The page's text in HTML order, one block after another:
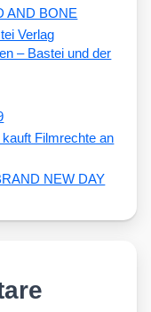
AND BONE
– Bastei und der
Filmrechte an
NEW DAY